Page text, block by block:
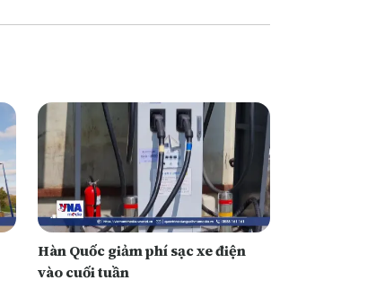
Hàn Quốc giảm phí sạc xe điện
vào cuối tuần